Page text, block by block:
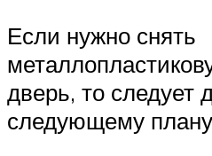
Если нужно снять
дверь, то следует
следующему